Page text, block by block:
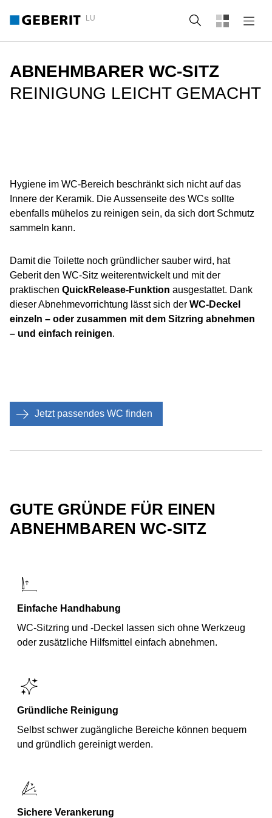
LU Suche
ABNEHMBARER WC-SITZ
REINIGUNG LEICHT GEMACHT
Hygiene im WC-Bereich beschränkt sich nicht auf das
Innere der Keramik. Die Aussenseite des WCs sollte
ebenfalls mühelos zu reinigen sein, da sich dort Schmutz
sammeln kann.
Damit die Toilette noch gründlicher sauber wird, hat
Geberit den WC-Sitz weiterentwickelt und mit der
praktischen QuickRelease-Funktion ausgestattet. Dank
dieser Abnehmevorrichtung lässt sich der WC-Deckel
einzeln – oder zusammen mit dem Sitzring abnehmen
– und einfach reinigen.
Jetzt passendes WC finden
GUTE GRÜNDE FÜR EINEN
ABNEHMBAREN WC-SITZ
Einfache Handhabung
WC-Sitzring und -Deckel lassen sich ohne Werkzeug
oder zusätzliche Hilfsmittel einfach abnehmen.
Gründliche Reinigung
Selbst schwer zugängliche Bereiche können bequem
und gründlich gereinigt werden.
Sichere Verankerung